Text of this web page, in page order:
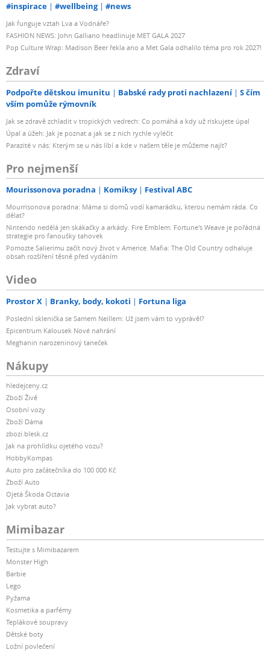
#inspirace #wellbeing #news
Jak funguje vztah Lva a Vodnáře?
FASHION NEWS: John Galliano headlinuje MET GALA 2027
Pop Culture Wrap: Madison Beer řekla ano a Met Gala odhalilo téma pro rok 2027!
Zdraví
Podpořte dětskou imunitu Babské rady proti nachlazení
S čím
vším pomůže rýmovník
Jak se zdravě zchladit v tropických vedrech: Co pomáhá a kdy už riskujete úpal
Úpal a úžeh: Jak je poznat a jak se z nich rychle vyléčit
Parazité v nás: Kterým se u nás líbí a kde v našem těle je můžeme najít?
Pro nejmenší
Mourissonova poradna Komiksy Festival ABC
Mourrisonova poradna: Máma si domů vodí kamarádku, kterou nemám ráda. Co
dělat?
Nintendo nedělá jen skákačky a arkády. Fire Emblem: Fortune's Weave je pořádná
strategie pro fanoušky tahovek
Pomozte Salierimu začít nový život v Americe. Mafia: The Old Country odhaluje
obsah rozšíření těsně před vydáním
Video
Prostor X Branky, body, kokoti Fortuna liga
Poslední sklenička se Samem Neillem: Už jsem vám to vyprávěl?
Epicentrum Kalousek Nové nahrání
Meghanin narozeninový taneček
Nákupy
hledejceny.cz
Zboží Živě
Osobní vozy
Zboží Dáma
zbozi.blesk.cz
Jak na prohlídku ojetého vozu?
HobbyKompas
Auto pro začátečníka do 100 000 Kč
Zboží Auto
Ojetá Škoda Octavia
Jak vybrat auto?
Mimibazar
Testujte s Mimibazarem
Monster High
Barbie
Lego
Pyžama
Kosmetika a parfémy
Teplákové soupravy
Dětské boty
Ložní povlečení